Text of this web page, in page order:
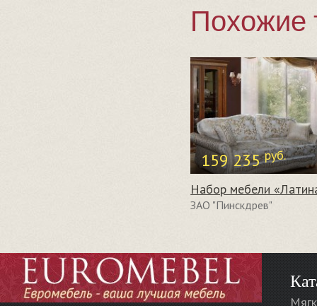
Похожие
159 235руб.
Набор мебели
ЗАО "Пинскдрев"